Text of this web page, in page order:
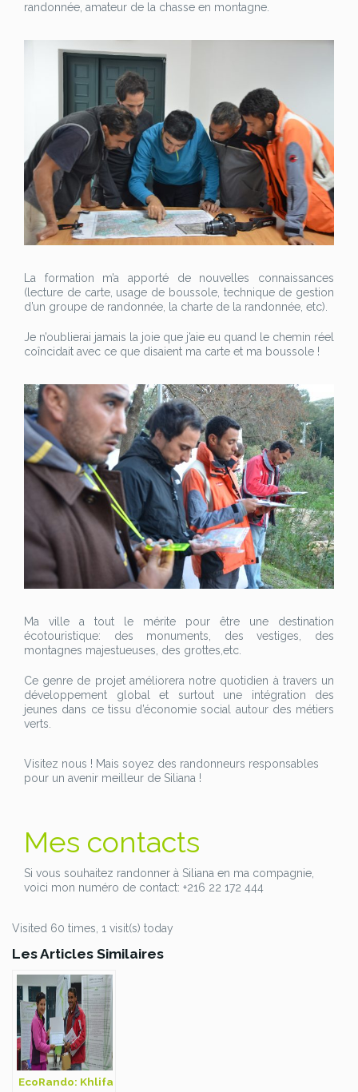
randonnée, amateur de la chasse en montagne.
La formation m’a apporté de nouvelles connaissances
(lecture de carte, usage de boussole, technique de gestion
d’un groupe de randonnée, la charte de la randonnée, etc).
Je n’oublierai jamais la joie que j’aie eu quand le chemin réel
coîncidait avec ce que disaient ma carte et ma boussole !
Ma ville a tout le mérite pour être une destination
écotouristique: des monuments, des vestiges, des
montagnes majestueuses, des grottes,etc.
Ce genre de projet améliorera notre quotidien à travers un
développement global et surtout une intégration des
jeunes dans ce tissu d’économie social autour des métiers
verts.
Visitez nous ! Mais soyez des randonneurs responsables
pour un avenir meilleur de Siliana !
Mes contacts
Si vous souhaitez randonner à Siliana en ma compagnie,
voici mon numéro de contact: +216 22 172 444
Visited 60 times, 1 visit(s) today
Les Articles Similaires
EcoRando: Khlifa